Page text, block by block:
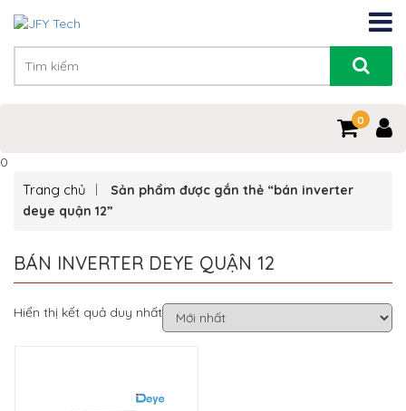
0
0
Trang chủ
Sản phẩm được gắn thẻ “bán inverter
deye quận 12”
BÁN INVERTER DEYE QUẬN 12
Hiển thị kết quả duy nhất